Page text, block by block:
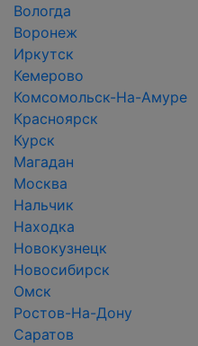
Вологда
Воронеж
Иркутск
Кемерово
Комсомольск-На-Амуре
Красноярск
Курск
Магадан
Москва
Нальчик
Находка
Новокузнецк
Новосибирск
Омск
Ростов-На-Дону
Саратов